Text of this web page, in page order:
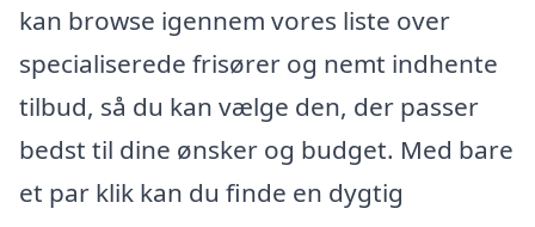
kan browse igennem vores liste over
specialiserede frisører og nemt indhente
tilbud, så du kan vælge den, der passer
bedst til dine ønsker og budget. Med bare
et par klik kan du finde en dygtig